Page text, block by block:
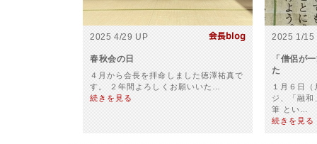
2025 4/29 UP
春秋会の日
４月から会長を拝命しました徳澤祐真で
す。 ２年間よろしくお願いいた…
続きを見る
2025 1/15
「僧侶が
た
１月６日（
ジ、「融和
筆 とい…
続きを見る